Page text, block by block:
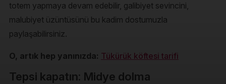
totem yapmaya devam edebilir, galibiyet sevincini,
malubiyet üzüntüsünü bu kadim dostumuzla
paylaşabilirsiniz.
O, artık hep yanınızda: Tükürük köftesi tarifi
Tepsi kapatın: Midye dolma